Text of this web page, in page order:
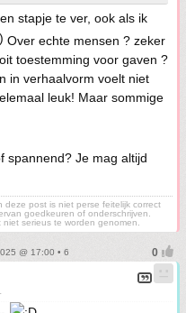
stapje te ver, ook als ik
Over echte mensen ? zeker
toestemming voor gaven ?
in verhaalvorm voelt niet
leuk! Maar sommige
spannend? Je mag altijd
post is niet perse feitelijk correct
goedkeuren of onderschrijven.
serieus te worden genomen.
@ 17:00 • 6